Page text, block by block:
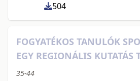
504
FOGYATÉKOS TANULÓK
EGY REGIONÁLIS KUTATÁS
35-44